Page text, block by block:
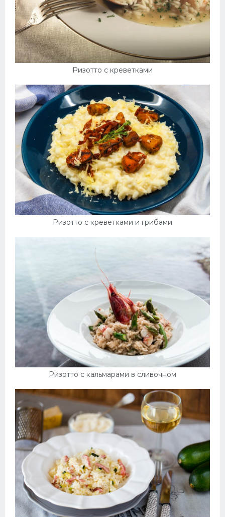
Ризотто с креветками
Ризотто с креветками и грибами
Ризотто с кальмарами в сливочном